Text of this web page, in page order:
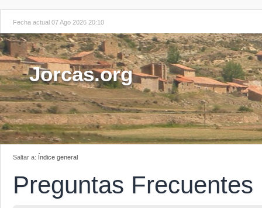
Fecha actual 07 Ago 2026 20:10
Jorcas.org
Saltar a: Índice general
Preguntas Frecuentes